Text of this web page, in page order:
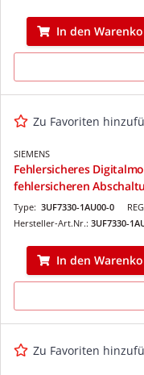
In den
Zu Favoriten
SIEMENS
Fehlersicheres
fehlersicheren
Type: 3UF7330-1AU00-0
Hersteller-Art.Nr.: 3UF7330-
In den
Zu Favoriten